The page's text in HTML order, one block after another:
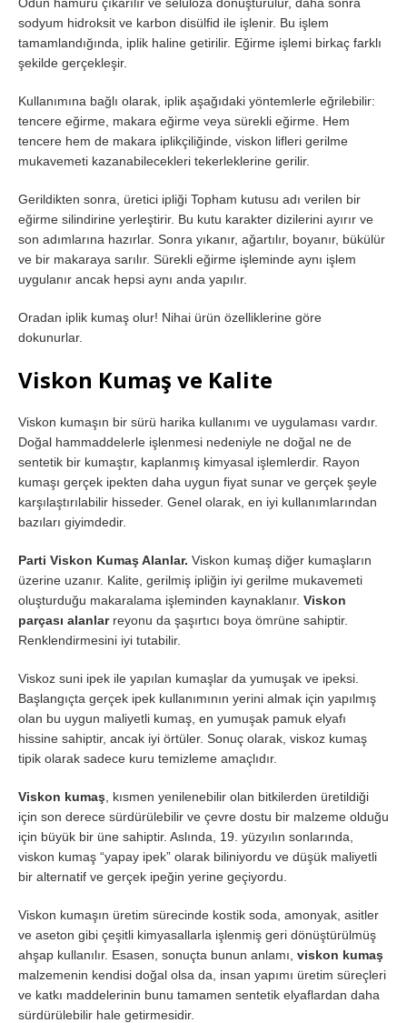
sodyum hidroksit ve karbon disülfid ile işlenir. Bu işlem
tamamlandığında, iplik haline getirilir. Eğirme işlemi birkaç farklı
şekilde gerçekleşir.
Kullanımına bağlı olarak, iplik aşağıdaki yöntemlerle eğrilebilir:
tencere eğirme, makara eğirme veya sürekli eğirme. Hem
tencere hem de makara iplikçiliğinde, viskon lifleri gerilme
mukavemeti kazanabilecekleri tekerleklerine gerilir.
Gerildikten sonra, üretici ipliği Topham kutusu adı verilen bir
eğirme silindirine yerleştirir. Bu kutu karakter dizilerini ayırır ve
son adımlarına hazırlar. Sonra yıkanır, ağartılır, boyanır, bükülür
ve bir makaraya sarılır. Sürekli eğirme işleminde aynı işlem
uygulanır ancak hepsi aynı anda yapılır.
Oradan iplik kumaş olur! Nihai ürün özelliklerine göre
dokunurlar.
Viskon Kumaş ve Kalite
Viskon kumaşın bir sürü harika kullanımı ve uygulaması vardır.
Doğal hammaddelerle işlenmesi nedeniyle ne doğal ne de
sentetik bir kumaştır, kaplanmış kimyasal işlemlerdir. Rayon
kumaşı gerçek ipekten daha uygun fiyat sunar ve gerçek şeyle
karşılaştırılabilir hisseder. Genel olarak, en iyi kullanımlarından
bazıları giyimdedir.
Parti Viskon Kumaş Alanlar. Viskon kumaş diğer kumaşların
üzerine uzanır. Kalite, gerilmiş ipliğin iyi gerilme mukavemeti
oluşturduğu makaralama işleminden kaynaklanır. Viskon
parçası alanlarreyonu da şaşırtıcı boya ömrüne sahiptir.
Renklendirmesini iyi tutabilir.
Viskoz suni ipek ile yapılan kumaşlar da yumuşak ve ipeksi.
Başlangıçta gerçek ipek kullanımının yerini almak için yapılmış
olan bu uygun maliyetli kumaş, en yumuşak pamuk elyafı
hissine sahiptir, ancak iyi örtüler. Sonuç olarak, viskoz kumaş
tipik olarak sadece kuru temizleme amaçlıdır.
Viskon kumaş , kısmen yenilenebilir olan bitkilerden üretildiği
için son derece sürdürülebilir ve çevre dostu bir malzeme olduğu
için büyük bir üne sahiptir. Aslında, 19. yüzyılın sonlarında,
viskon kumaş “yapay ipek” olarak biliniyordu ve düşük maliyetli
bir alternatif ve gerçek ipeğin yerine geçiyordu.
Viskon kumaşın üretim sürecinde kostik soda, amonyak, asitler
ve aseton gibi çeşitli kimyasallarla işlenmiş geri dönüştürülmüş
ahşap kullanılır. Esasen, sonuçta bunun anlamı, viskon kumaş
malzemenin kendisi doğal olsa da, insan yapımı üretim süreçleri
ve katkı maddelerinin bunu tamamen sentetik elyaflardan daha
sürdürülebilir hale getirmesidir.